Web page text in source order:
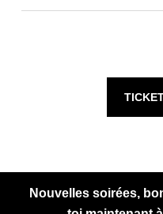
Nouvelles soirées,